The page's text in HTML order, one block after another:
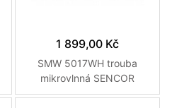
1 899,00 Kč
SMW 5017WH trouba
mikrovlnná SENCOR